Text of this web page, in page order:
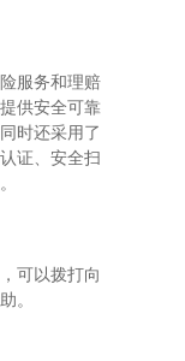
服务和理赔
供安全可靠
时还采用了
证、安全扫
可以拨打向
。